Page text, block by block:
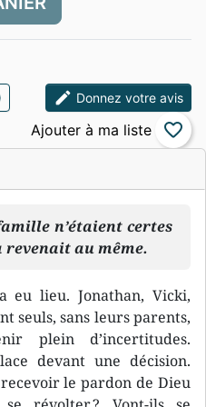
n’étaient certes
revenait au même.
eu lieu. Jonathan, Vicki,
seuls, sans leurs parents,
plein d’incertitudes.
devant une décision.
le pardon de Dieu
edit Donnez votre avis
favorite_border